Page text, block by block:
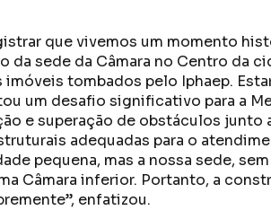
que vivemos um momento
da sede da Câmara no Centro da
tombados pelo Iphaep.
um desafio significativo para a
e superação de obstáculos junto
adequadas para o
pequena, mas a nossa sede,
Câmara inferior. Portanto, a
enfatizou.